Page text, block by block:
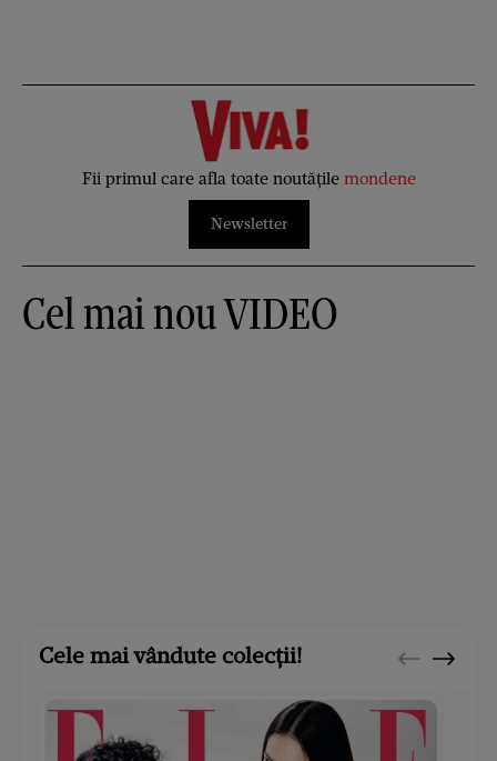
Fii primul care afla toate noutățile mondene
Newsletter
Cel mai nou VIDEO
Cele mai vândute colecții!